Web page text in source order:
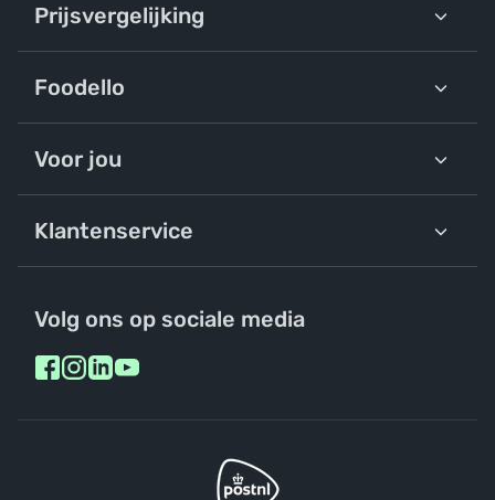
Prijsvergelijking
Foodello
Voor jou
Klantenservice
Volg ons op sociale media